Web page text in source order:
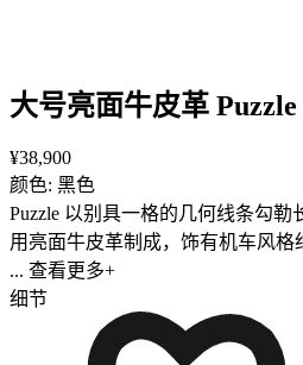
大号亮面牛皮革
¥38,900
颜色: 黑色
Puzzle 以别具一格的几何线条勾
用亮面牛皮革制成，饰有机车风格
... 查看更多+
细节